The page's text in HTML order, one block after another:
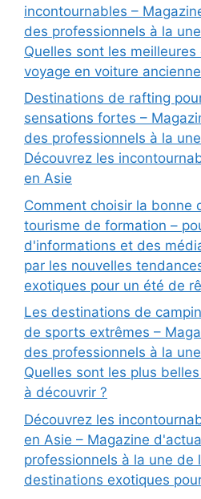
incontournables –
des professionnels à la
Quelles sont les
voyage en voiture
Destinations de rafting
sensations fortes –
des professionnels à la
Découvrez les
en Asie
Comment choisir la bonne
tourisme de formation –
d'informations et des
par les nouvelles
exotiques pour un été de
Les destinations de
de sports extrêmes –
des professionnels à la
Quelles sont les plus
à découvrir ?
Découvrez les
en Asie – Magazine
professionnels à la une de
destinations exotiques